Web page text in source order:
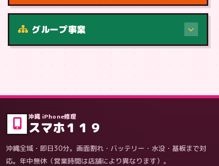
症状・内容から
グループ事業
沖縄 iPhone修理
スマホ１１９
沖縄全域・即日30分。画面割れ・バッテリー・水没・基板まで対
応。年中無休（営業時間は店舗により異なります）。